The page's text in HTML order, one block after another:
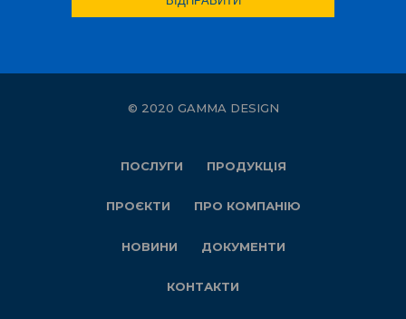
© 2020 GAMMA DESIGN
ПОСЛУГИ ПРОДУКЦІЯ
ПРОЄКТИ ПРО КОМПАНІЮ
НОВИНИ ДОКУМЕНТИ
КОНТАКТИ